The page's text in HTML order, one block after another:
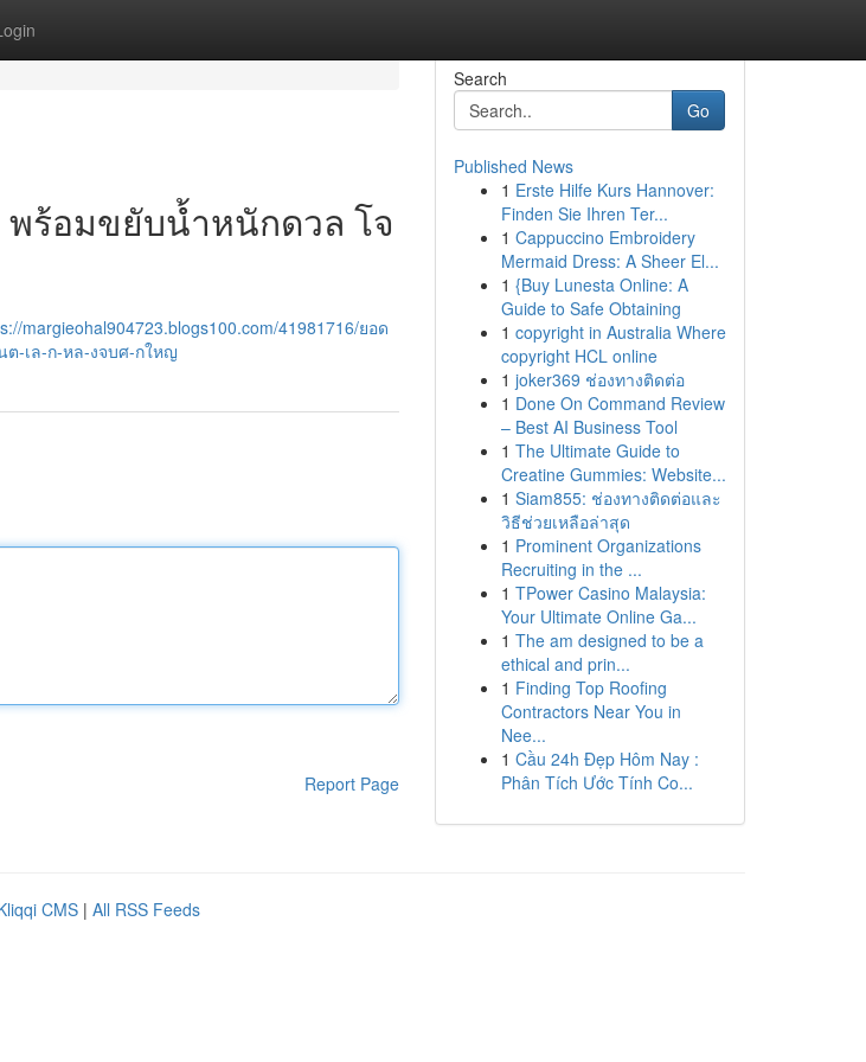
พร้อมขยับน้ำหนักดวล โจ
margieohal904723.blogs100.com/41981716/ยอด
ต-เล-ก-หล-งจบศ-กใหญ
Report Page
Search
Go
Published News
1 Erste Hilfe Kurs Hannover:
Finden Sie Ihren Ter...
1 Cappuccino Embroidery
Mermaid Dress: A Sheer El...
1 {Buy Lunesta Online: A
Guide to Safe Obtaining
1 copyright in Australia Where
copyright HCL online
1 joker369 ช่องทางติดต่อ
1 Done On Command Review
– Best AI Business Tool
1 The Ultimate Guide to
Creatine Gummies: Website...
1 Siam855: ช่องทางติดต่อและ
วิธีช่วยเหลือล่าสุด
1 Prominent Organizations
Recruiting in the ...
1 TPower Casino Malaysia:
Your Ultimate Online Ga...
1 The am designed to be a
ethical and prin...
1 Finding Top Roofing
Contractors Near You in
Nee...
1 Cầu 24h Đẹp Hôm Nay :
Phân Tích Ước Tính Co...
CMS | All RSS Feeds